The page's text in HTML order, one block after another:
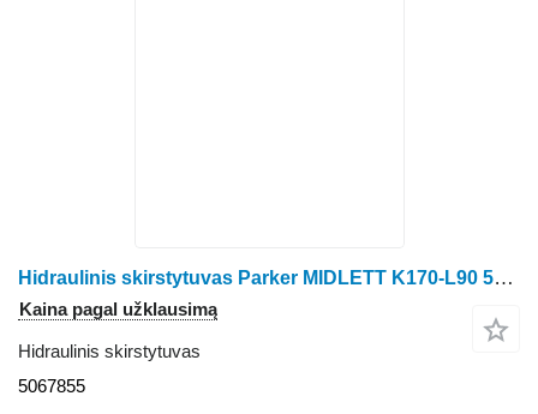
Hidraulinis skirstytuvas Parker MIDLETT K170-L90 5067855 forvarderio Valmet 860.3
Kaina pagal užklausimą
Hidraulinis skirstytuvas
5067855